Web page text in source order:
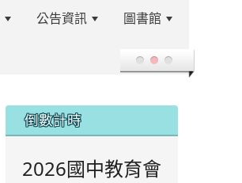
公告資訊 圖書館
登入
倒數計時
2026國中教育會